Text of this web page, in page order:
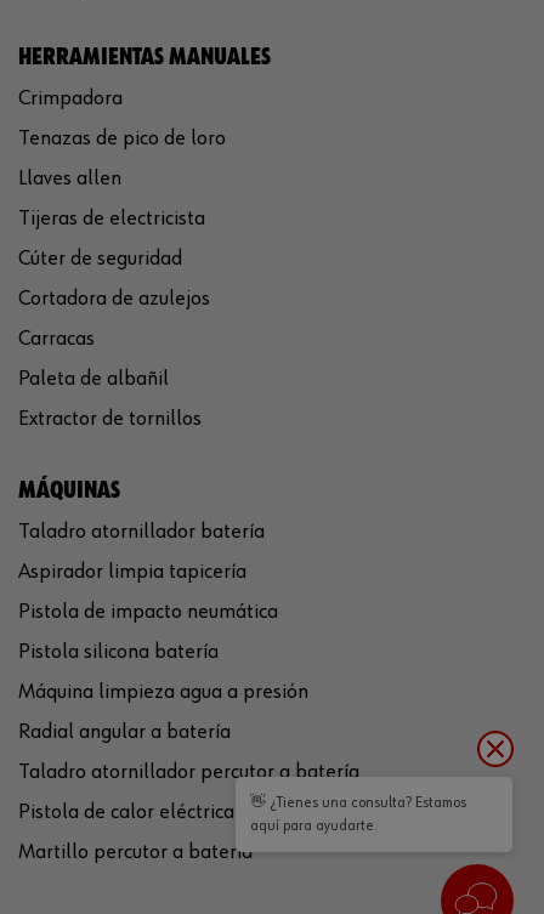
HERRAMIENTAS MANUALES
Crimpadora
Tenazas de pico de loro
Llaves allen
Tijeras de electricista
Cúter de seguridad
Cortadora de azulejos
Carracas
Paleta de albañil
Extractor de tornillos
MÁQUINAS
Taladro atornillador batería
Aspirador limpia tapicería
Pistola de impacto neumática
Pistola silicona batería
Máquina limpieza agua a presión
Radial angular a batería
Taladro atornillador percutor a batería
Pistola de calor eléctrica
Martillo percutor a batería
👋 ¿Tienes una consulta? Estamos
aquí para ayudarte.